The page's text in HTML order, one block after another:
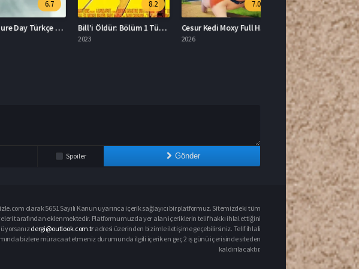
6.7
Disclosure Day Türkçe Dublaj İzle
8.2
Bill’i Öldür: Bölüm 1 Türkçe Dublaj İzle
2023
7.0
Cesur Kedi Moxy Full HD İzle
2026
Spoiler Gönder
olarak 5651 Sayılı Kanun uyarınca içerik sağlayıcı bir platformuz. Sitemizdeki tüm
tarafından eklenmektedir. Platformumuzda yer alan içeriklerin telif hakkı ihlal ettiğini
dergi@outlook.com.tr adresi üzerinden bizimle iletişime geçebilirsiniz. Telif ihlali
bizlere müracaat etmeniz durumunda ilgili içerik en geç 2 iş günü içerisinde siteden
kaldırılacaktır.